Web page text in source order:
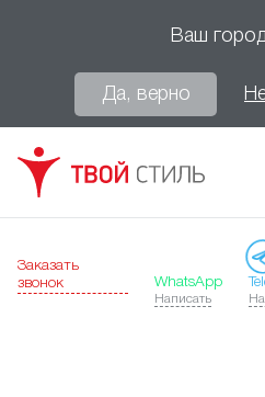
Ваш город
Да, верно
Заказать
звонок
WhatsApp
Написать